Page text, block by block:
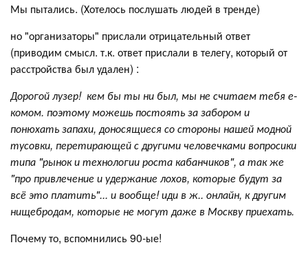
Мы пытались. (Хотелось послушать людей в тренде)
но "организаторы" прислали отрицательный ответ
(приводим смысл. т.к. ответ прислали в телегу, который от
расстройства был удален) :
Дорогой лузер! кем бы ты ни был, мы не считаем тебя е-
комом. поэтому можешь постоять за забором и
понюхать запахи, доносящиеся со стороны нашей модной
тусовки, перетирающей с другими человечками вопросики
типа "рынок и технологии роста кабанчиков", а так же
"про привлечение и удержание лохов, которые будут за
всё это платить"... и вообще! иди в ж.. онлайн, к другим
нищебродам, которые не могут даже в Москву приехать.
Почему то, вспомнились 90-ые!